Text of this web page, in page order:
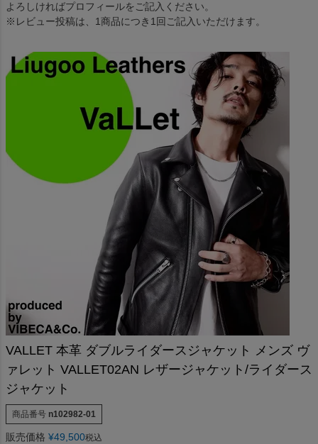
よろしければプロフィールをご記入ください。
※レビュー投稿は、1商品につき1回ご記入いただけます。
VALLET 本革 ダブルライダースジャケット メンズ ヴ
ァレット VALLET02AN レザージャケット/ライダース
ジャケット
商品番号 n102982-01
販売価格 ¥49,500税込